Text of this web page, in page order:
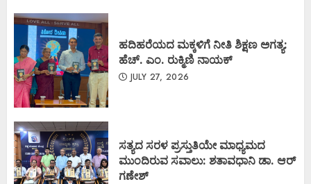
ಹದಿಹರೆಯದ ಮಕ್ಕಳಿಗೆ ನೀತಿ ಶಿಕ್ಷಣ ಅಗತ್ಯ:
ಹೆಚ್. ಎಂ. ರುಕ್ಮಿಣಿ ನಾಯಕ್
JULY 27, 2026
ಸತ್ಯದ ಸರಳ ಪ್ರಸ್ತುತಿಯೇ ಮಾಧ್ಯಮದ
ಮುಂದಿರುವ ಸವಾಲು: ಶತಾವಧಾನಿ ಡಾ. ಆರ್
ಗಣೇಶ್